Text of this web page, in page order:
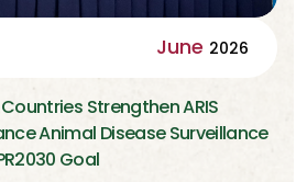
June 2026
Strengthen ARIS
Animal Disease Surveillance
Goal